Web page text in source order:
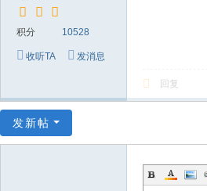
伴
下
积分 10528
收听TA 发消息
回复
发新帖